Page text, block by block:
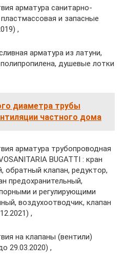
арматура санитарно-
и запасные
,
арматура из латуни,
душевые лотки
диаметра трубы
частного дома
арматура трубопроводная
BUGATTI : кран
обратный клапан, редуктор,
предохранительный,
и регулирующими
воздухоотводчик, клапан
,
на клапаны (вентили)
29.03.2020) ,